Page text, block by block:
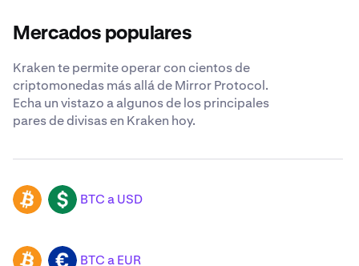
Mercados populares
Kraken te permite operar con cientos de
criptomonedas más allá de Mirror Protocol.
Echa un vistazo a algunos de los principales
pares de divisas en Kraken hoy.
BTC USD BTC a USD
BTC EUR BTC a EUR